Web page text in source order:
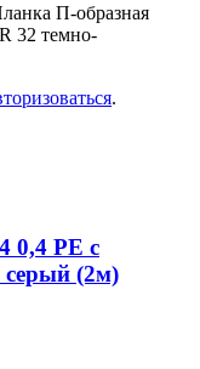
П-образная
32 темно-
.
0,4 PE с
серый (2м)